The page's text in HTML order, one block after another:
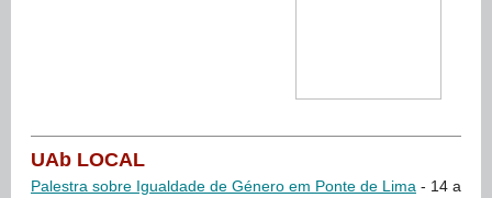
UAb LOCAL
Palestra sobre Igualdade de Género em Ponte de Lima - 14 a